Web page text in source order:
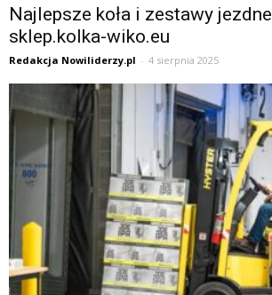
Najlepsze koła i zestawy
sklep.kolka-wiko.eu
Redakcja Nowiliderzy.pl - 4 sierpnia 2025